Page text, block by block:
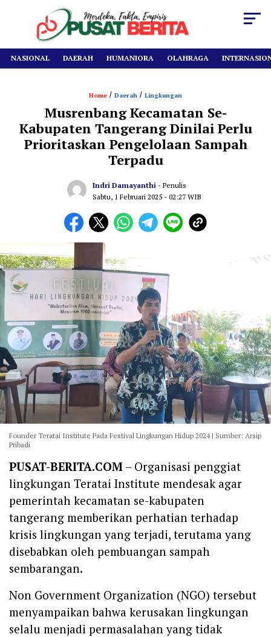
NASIONAL DAERAH HUMANIORA OLAHRAGA
Home / Daerah / Lingkungan
Musrenbang Kecamatan Se-
Kabupaten Tangerang Dinilai Perlu
Prioritaskan Pengelolaan Sampah
Terpadu
Indri Damayanthi - Penulis
Sabtu, 1 Februari 2025 - 02:27 WIB
Founder Teratai Institute Pada Festival Lingkungan Hidup 2024 | Sumber: Arsip
Pribadi
PUSAT-BERITA.COM – Organisasi penggiat
lingkungan Teratai Institute mendesak agar
pemerintah kecamatan se-kabupaten
tangerang memberikan perhatian terhadap
krisis lingkungan yang terjadi, terutama yang
disebabkan oleh pembuangan sampah
sembarangan.
Non Government Organization (NGO) tersebut
menyampaikan bahwa kerusakan lingkungan
selalu menjadi permasalahan yang tidak